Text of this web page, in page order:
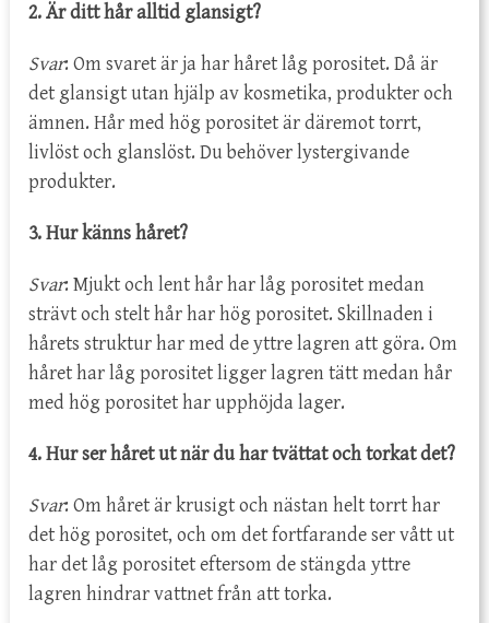
2. Är ditt hår alltid glansigt?
Svar: Om svaret är ja har håret låg porositet. Då är
det glansigt utan hjälp av kosmetika, produkter och
ämnen. Hår med hög porositet är däremot torrt,
livlöst och glanslöst. Du behöver lystergivande
produkter.
3. Hur känns håret?
Svar: Mjukt och lent hår har låg porositet medan
strävt och stelt hår har hög porositet. Skillnaden i
hårets struktur har med de yttre lagren att göra. Om
håret har låg porositet ligger lagren tätt medan hår
med hög porositet har upphöjda lager.
4. Hur ser håret ut när du har tvättat och torkat det?
Svar: Om håret är krusigt och nästan helt torrt har
det hög porositet, och om det fortfarande ser vått ut
har det låg porositet eftersom de stängda yttre
lagren hindrar vattnet från att torka.